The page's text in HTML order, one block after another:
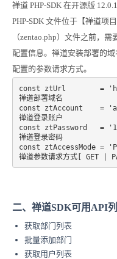
禅道 PHP-SDK 在开源版
PHP-SDK 文件位于【禅道项
（zentao.php）文件之前，
配置信息。禅道安装部署的
配置的参数请求方式。
const ztUrl        =
禅道部署域名
const ztAccount
禅道登录账户
const ztPassword
禅道登录密码
const ztAccessMode
禅道参数请求方式[ GET |
二、禅道SDK可用API
获取部门列表
批量添加部门
获取用户列表